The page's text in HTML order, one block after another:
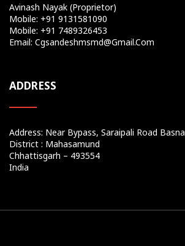
Avinash Nayak (Proprietor)
Mobile: +91 9131581090
Mobile: +91 7489326453
Email: Cgsandeshmsmd@gmail.com
ADDRESS
Address: Near Bypass, Saraipali Road Basna
District : Mahasamund
Chhattisgarh – 493554
India